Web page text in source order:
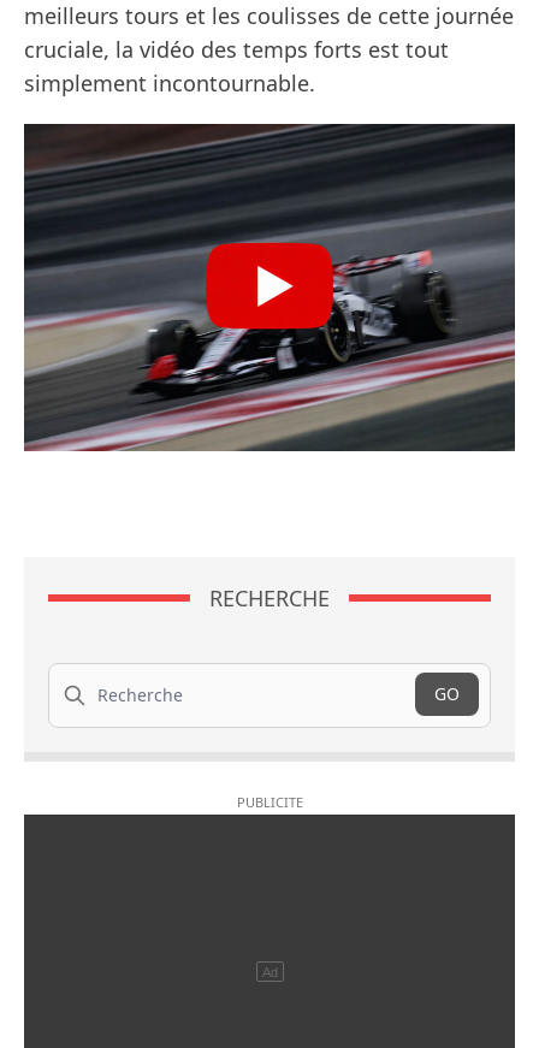
meilleurs tours et les coulisses de cette journée
cruciale, la vidéo des temps forts est tout
simplement incontournable.
RECHERCHE
Recherche
GO